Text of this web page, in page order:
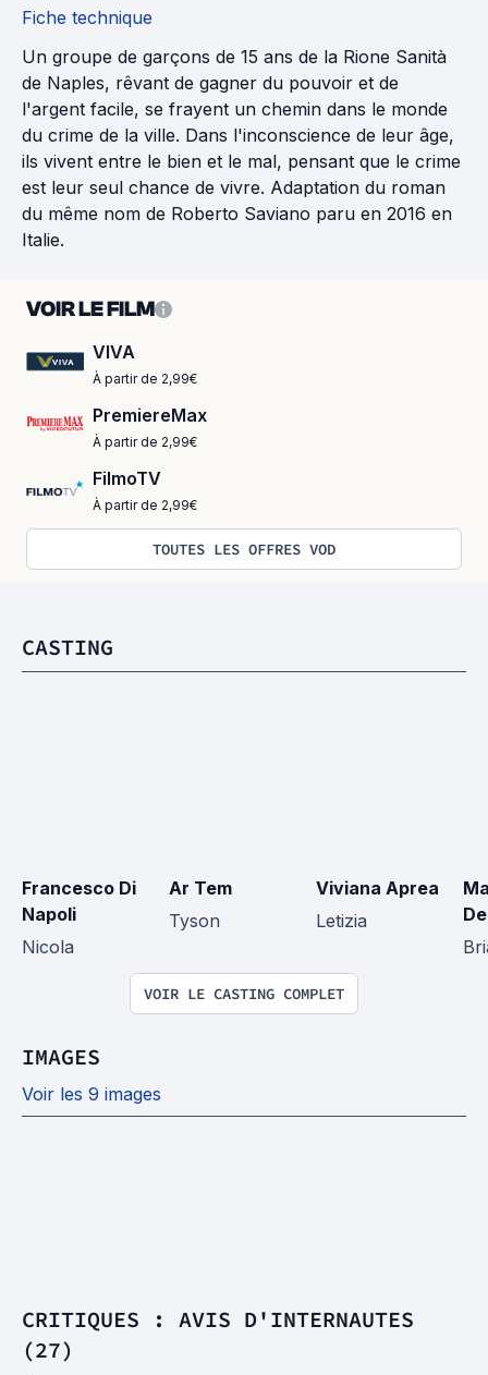
Fiche technique
Un groupe de garçons de 15 ans de la Rione Sanità
de Naples, rêvant de gagner du pouvoir et de
l'argent facile, se frayent un chemin dans le monde
du crime de la ville. Dans l'inconscience de leur âge,
ils vivent entre le bien et le mal, pensant que le crime
est leur seul chance de vivre. Adaptation du roman
du même nom de Roberto Saviano paru en 2016 en
Italie.
VOIR LE FILM
VIVA
À partir de 2,99€
PremiereMax
À partir de 2,99€
FilmoTV
À partir de 2,99€
TOUTES LES OFFRES VOD
CASTING
Francesco Di
Napoli
Nicola
Ar Tem
Tyson
Viviana Aprea
Letizia
VOIR LE CASTING COMPLET
IMAGES
Voir les 9 images
CRITIQUES : AVIS D'INTERNAUTES
(27)